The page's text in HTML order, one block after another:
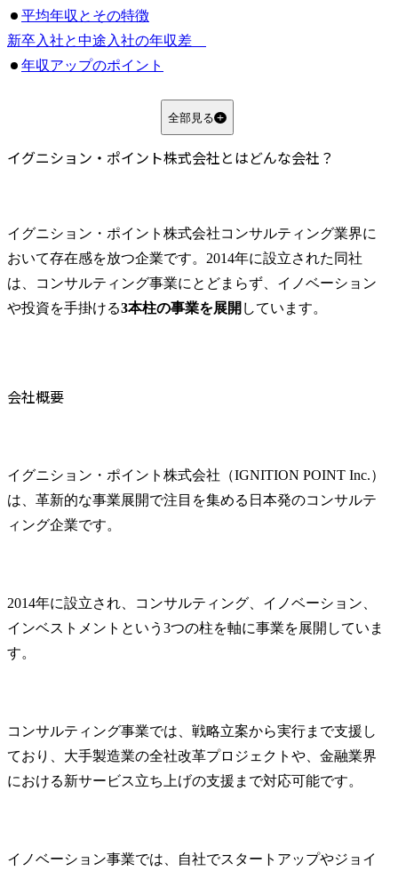
平均年収とその特徴
新卒入社と中途入社の年収差
年収アップのポイント
アナリストの年収と仕事内容
コンサルタントの年収と仕事内容と報酬
マネージャー以上の年収と仕事内容
年収以外の待遇も含めたメリット・デメリット
イグニション・ポイントの採用大学は？
採用実績の多い大学一覧
イグニション・ポイントの転職市場での評価
「仕事量が多い」という声の裏にあるキャリアアップのチャンス
ワークライフバランスは取れる？柔軟な働き方制度の実態
こんな人にイグニション・ポイントはおすすめ！
柔軟な働き方と成長機会を重視する人
マイビジョンでの転職成功事例
まとめ
Q2.イグニション・ポイントへの転職難易度は高いですか？
全部見る
イグニション・ポイント株式会社とはどんな会社？
イグニション・ポイント株式会社コンサルティング業界に
おいて存在感を放つ企業です。2014年に設立された同社
は、コンサルティング事業にとどまらず、イノベーション
や投資を手掛ける3本柱の事業を展開 しています。
会社概要
イグニション・ポイント株式会社（IGNITION POINT Inc.）
は、革新的な事業展開で注目を集める日本発のコンサルテ
ィング企業です。
2014年に設立され、コンサルティング、イノベーション、
インベストメントという3つの柱を軸に事業を展開していま
す。
コンサルティング事業では、戦略立案から実行まで支援し
ており、大手製造業の全社改革プロジェクトや、金融業界
における新サービス立ち上げの支援まで対応可能です。
イノベーション事業では、自社でスタートアップやジョイ